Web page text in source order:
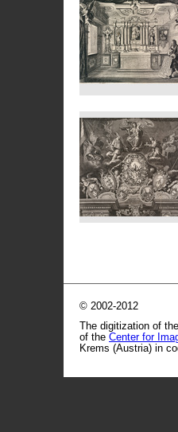
© 2002-2012
The digitization of
of the Center for
Krems (Austria) in